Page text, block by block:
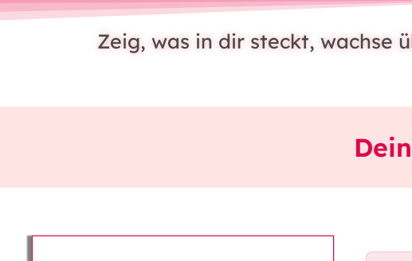
Zeig, was in dir steckt, wachse